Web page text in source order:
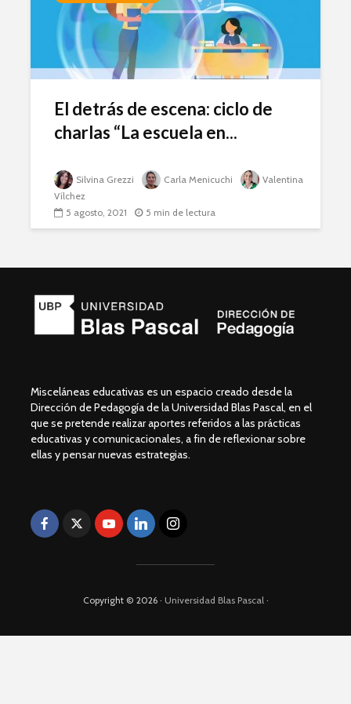
El detrás de escena: ciclo de
charlas “La escuela en...
Silvina Grezzi Carla Menicuchi
Valentina
Vílchez
5 agosto, 2021
5 min de lectura
Misceláneas educativas es un espacio creado desde la
Dirección de Pedagogía de la Universidad Blas Pascal, en el
que se pretende realizar aportes referidos a las prácticas
educativas y comunicacionales, a fin de reflexionar sobre
ellas y pensar nuevas estrategias.
Copyright © 2026 · Universidad Blas Pascal·